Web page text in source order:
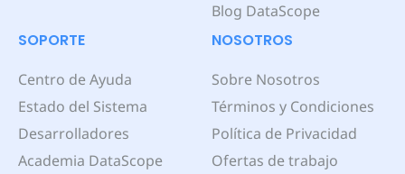
Blog DataScope
SOPORTE
Centro de Ayuda
Estado del Sistema
Desarrolladores
Academia DataScope
NOSOTROS
Sobre Nosotros
Términos y Condiciones
Política de Privacidad
Ofertas de trabajo